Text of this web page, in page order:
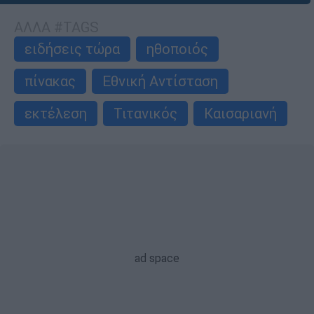
ειδήσεις τώρα
ηθοποιός
πίνακας
Εθνική Αντίσταση
εκτέλεση
Τιτανικός Καισαριανή